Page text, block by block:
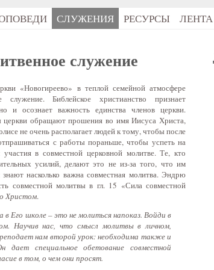
СЛУЖЕНИЯ РЕСУРСЫ ЛЕНТА
служение
«Новогиреево» в теплой семейной атмосфере
Библейское христианство признает
и осознает важность единства членов церкви.
церкви обращают прошения во имя Иисуса Христа,
не очень располагает людей к тому, чтобы после
с работы пораньше, чтобы успеть на
в совместной церковной молитве. Те, кто
усилий, делают это не из-за того, что им
насколько важна совместная молитва. Эндрю
совместной молитвы в гл. 15 «Сила совместной
Христом.
в Его школе – это не молиться напоказ. Войди в
Научив нас, что смысл молитвы в личном,
нам второй урок: необходима также и
дает специальное обетование совместной
в том, о чем они просят.